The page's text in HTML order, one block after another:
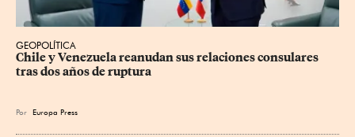
GEOPOLÍTICA
Chile y Venezuela reanudan sus relaciones consulares
tras dos años de ruptura
Por Europa Press